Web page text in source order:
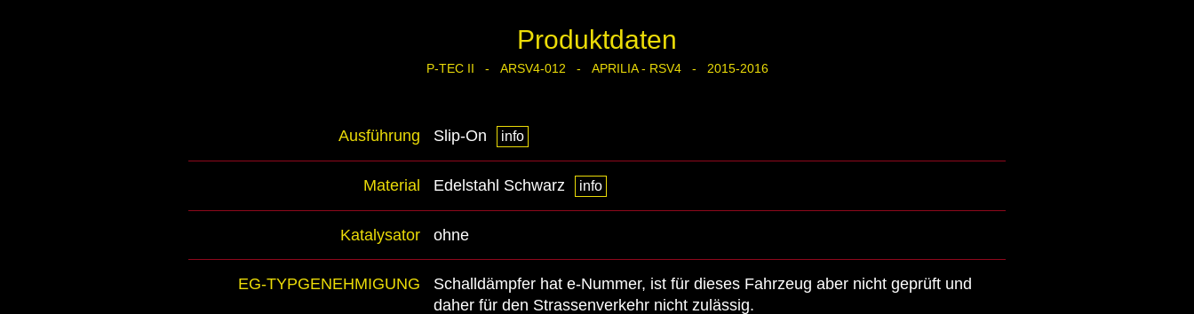
Produktdaten
P-TEC II - ARSV4-012 - APRILIA - RSV4 - 2015-2016
Ausführung Slip-On info
Material Edelstahl Schwarz info
Katalysator ohne
EG-TYPGENEHMIGUNG
Schalldämpfer hat e-Nummer, ist für dieses Fahrzeug aber nicht geprüft und
daher für den Strassenverkehr nicht zulässig.